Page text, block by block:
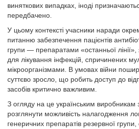
виняткових випадках, іноді
передбачено.
У цьому контексті учасники наради
питанню забезпечення пацієнтів
групи — препаратами «останньої лінії»,
для лікування інфекцій, спричинених
мікроорганізмами. В умовах війни
суттєво зросло, що робить доступ до
засобів критично важливим.
З огляду на це українським виробникам
розглянути можливість налагодження
генеричних препаратів резервної групи,